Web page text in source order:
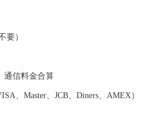
要）
通信料金合算
、Master、JCB、Diners、AMEX）